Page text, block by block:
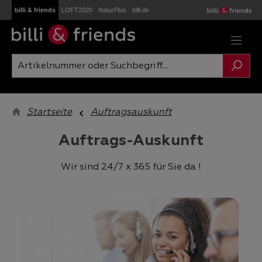
Zum Hauptinhalt springen
billi & friends LOFT2020 NaturPlus billi.de
Startseite Auftragsauskunft
Auftrags-Auskunft
Wir sind 24/7 x 365 für Sie da !